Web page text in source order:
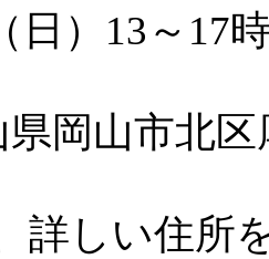
日）13～17
岡山市北区
詳しい住所